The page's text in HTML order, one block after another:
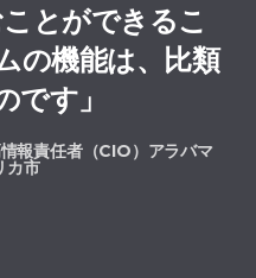
とができるこ
の機能は、比類
です」
報責任者（CIO）アラバマ
カ市